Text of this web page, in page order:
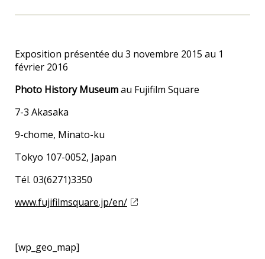
Exposition présentée du 3 novembre 2015 au 1
février 2016
Photo History Museumau Fujifilm Square
7-3 Akasaka
9-chome, Minato-ku
Tokyo 107-0052, Japan
Tél. 03(6271)3350
www.fujifilmsquare.jp/en/
[wp_geo_map]